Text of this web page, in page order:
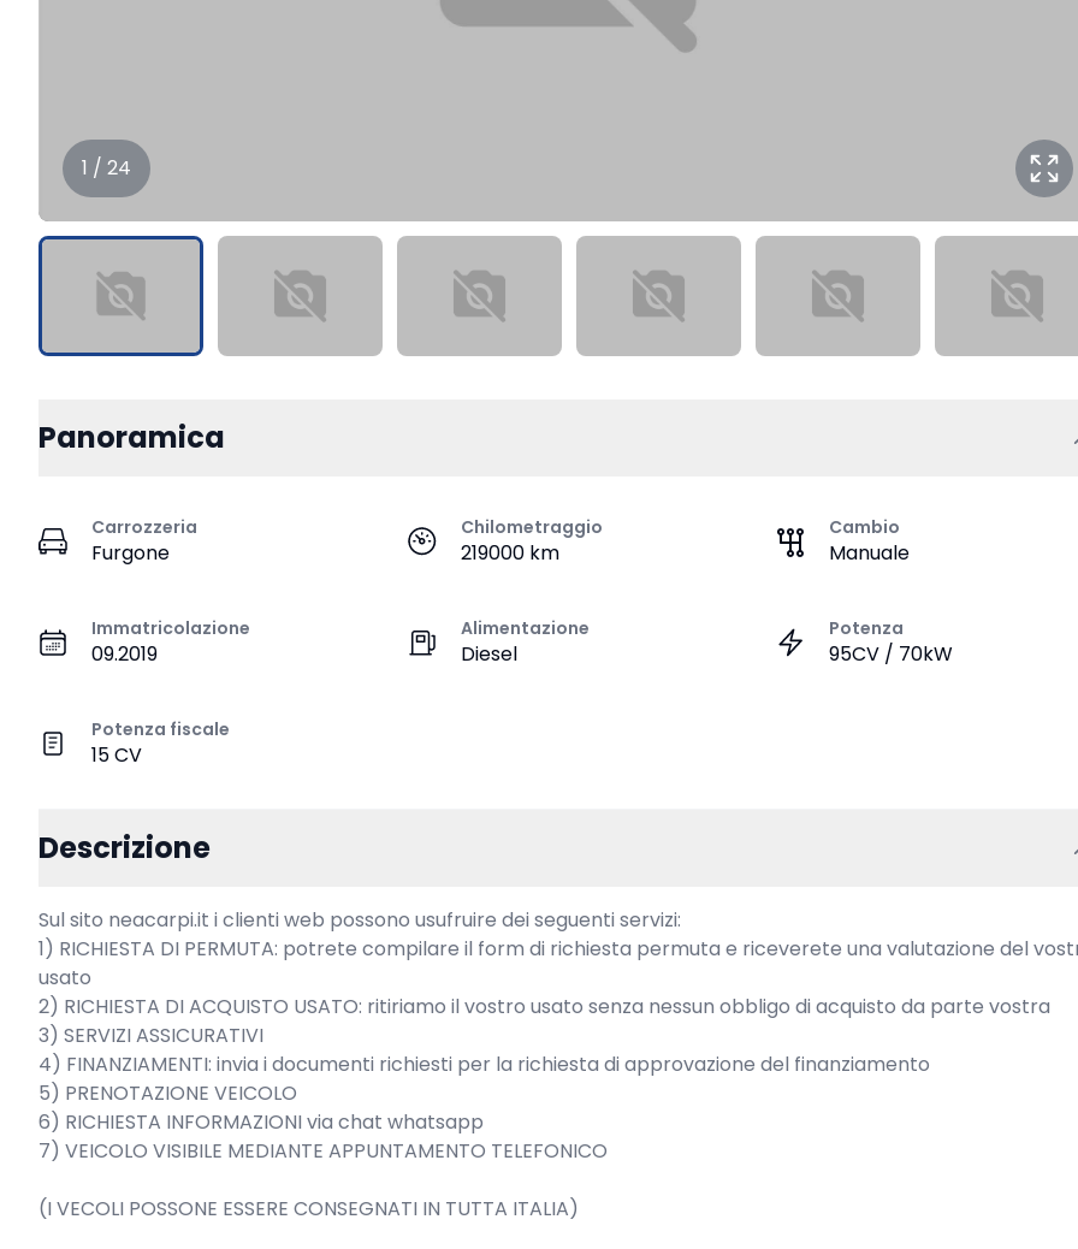
1 / 24
Panoramica
Carrozzeria
Furgone
Chilometraggio
219000 km
Cambio
Manuale
Immatricolazione
09.2019
Alimentazione
Diesel
Potenza
95CV / 70kW
Potenza fiscale
15 CV
Descrizione
Sul sito neacarpi.it i clienti web possono usufruire dei seguenti servizi:
1) RICHIESTA DI PERMUTA: potrete compilare il form di richiesta permuta e riceverete una valutazione del
usato
2) RICHIESTA DI ACQUISTO USATO: ritiriamo il vostro usato senza nessun obbligo di acquisto da parte vostra
3) SERVIZI ASSICURATIVI
4) FINANZIAMENTI: invia i documenti richiesti per la richiesta di approvazione del finanziamento
5) PRENOTAZIONE VEICOLO
6) RICHIESTA INFORMAZIONI via chat whatsapp
7) VEICOLO VISIBILE MEDIANTE APPUNTAMENTO TELEFONICO
(I VECOLI POSSONE ESSERE CONSEGNATI IN TUTTA ITALIA)